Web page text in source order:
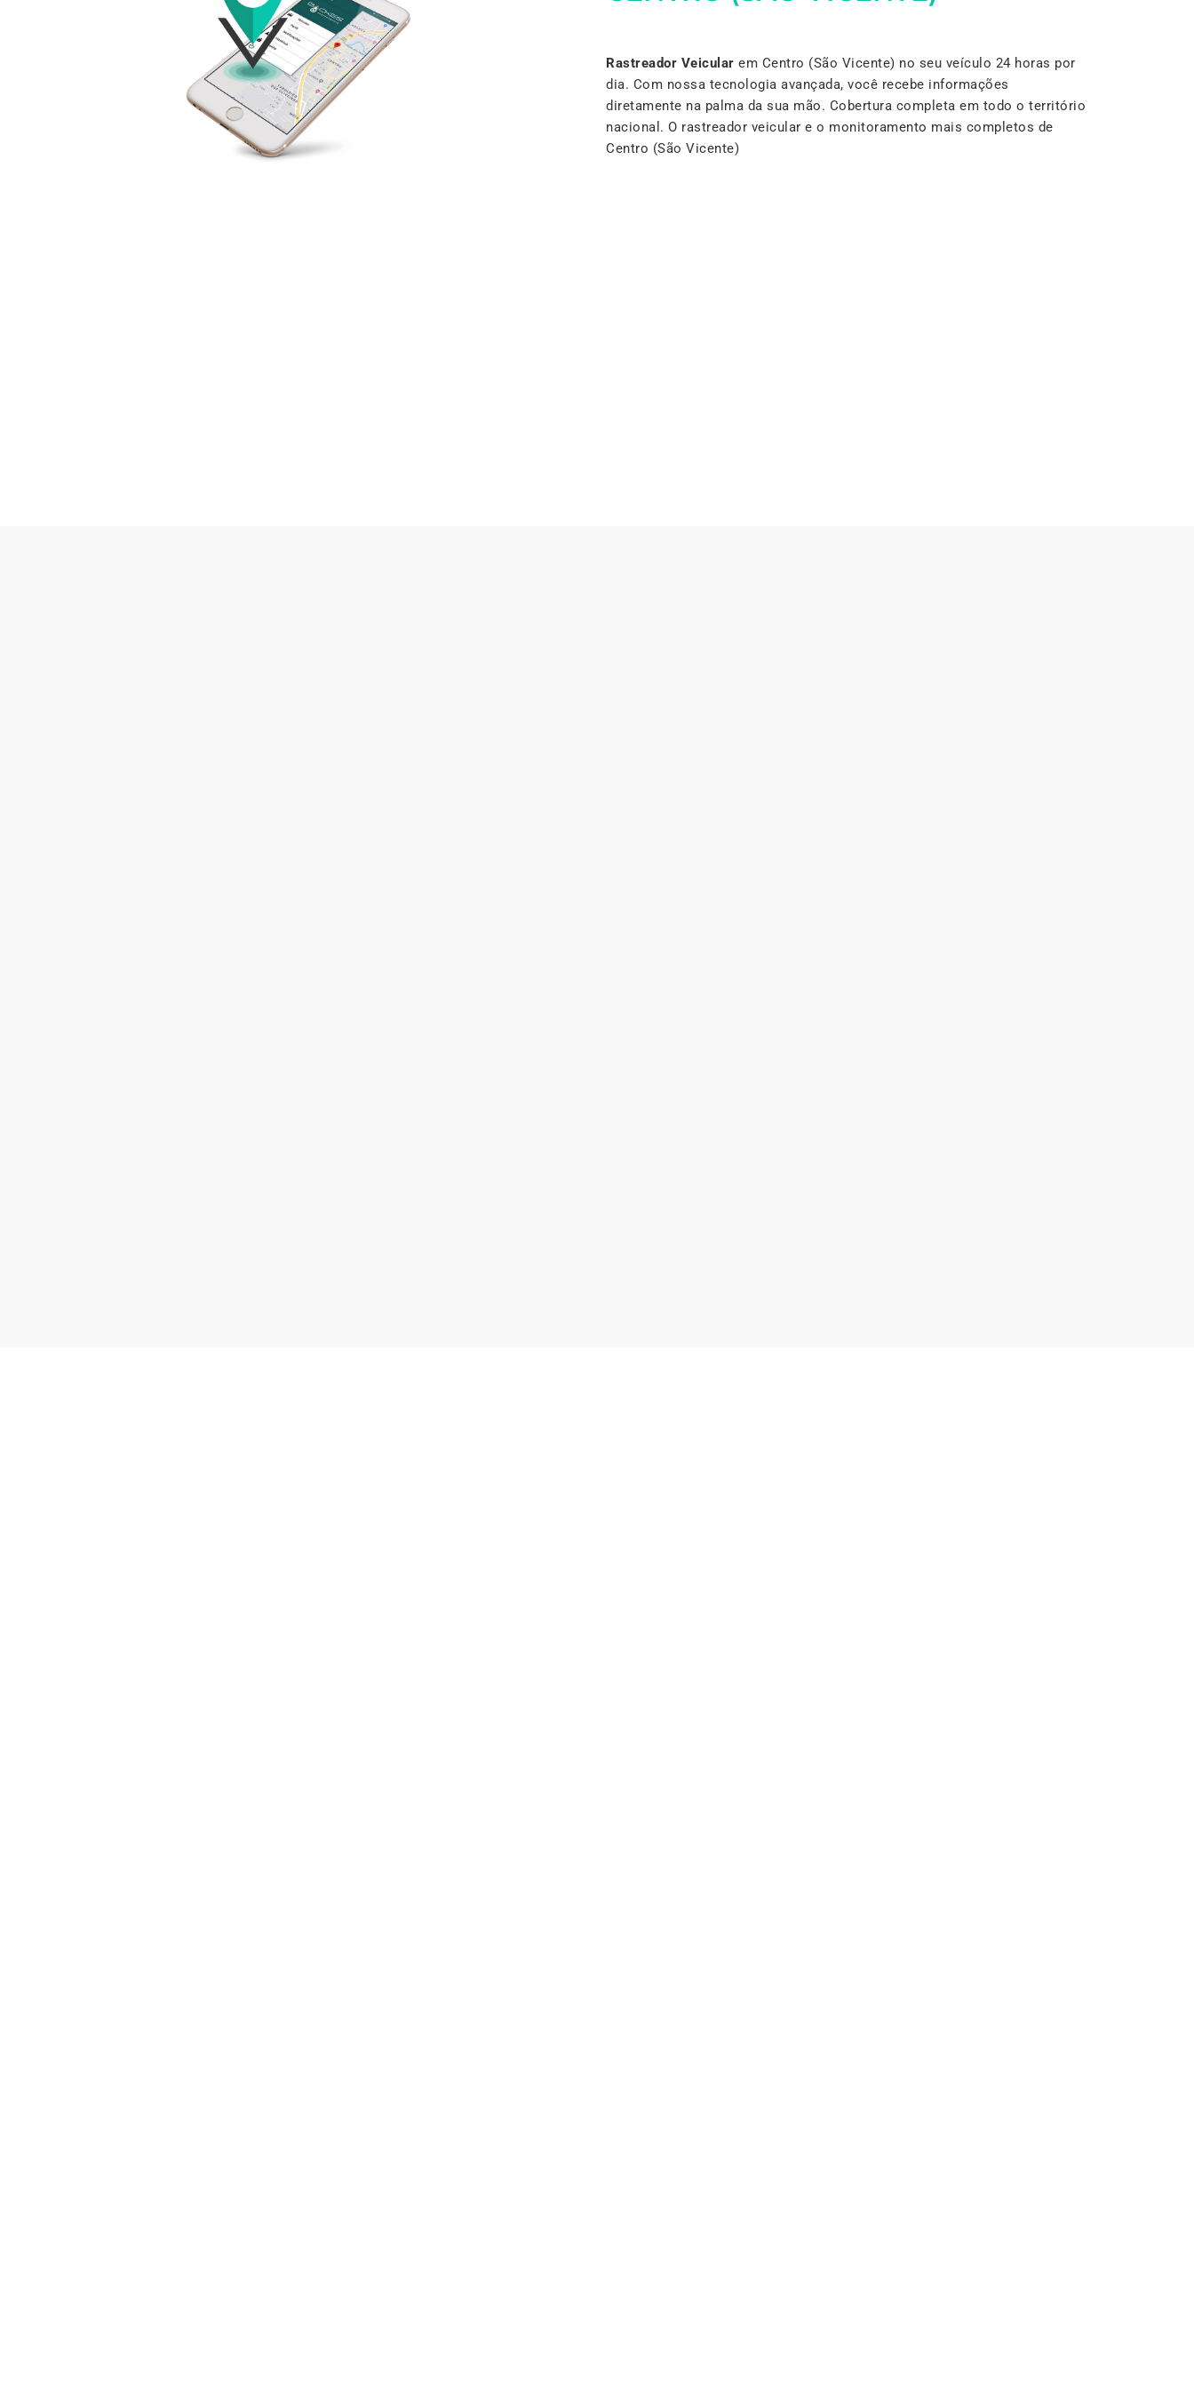
Rastreador Veicular em Centro (São Vicente) no seu veículo 24 horas por
dia. Com nossa tecnologia avançada, você recebe informações
diretamente na palma da sua mão. Cobertura completa em todo o território
nacional. O rastreador veicular e o monitoramento mais completos de
Centro (São Vicente)